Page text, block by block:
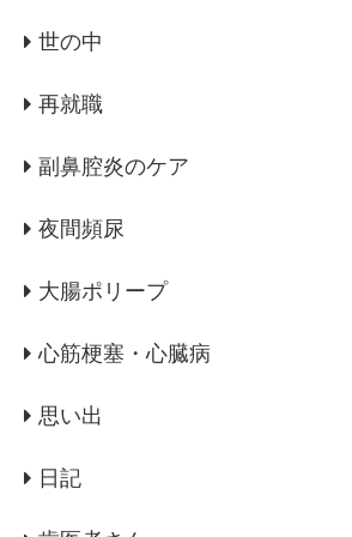
世の中
再就職
副鼻腔炎のケア
夜間頻尿
大腸ポリープ
心筋梗塞・心臓病
思い出
日記